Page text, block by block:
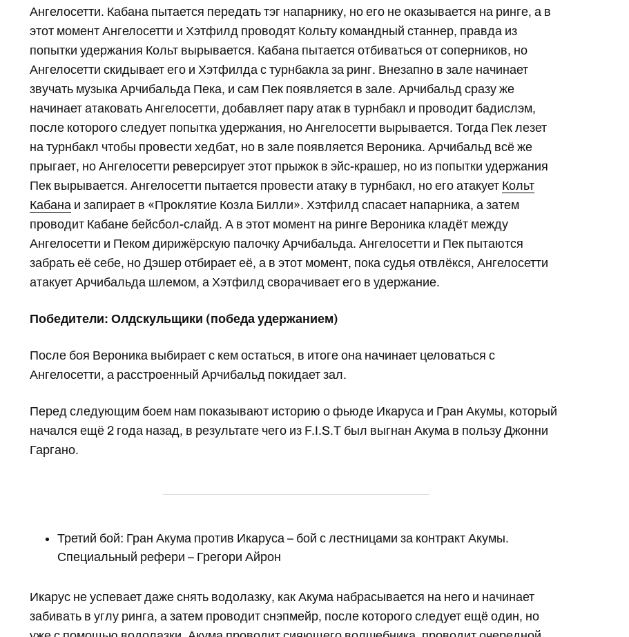
Ангелосетти. Кабана пытается передать тэг напарнику, но его не оказывается на ринге, а в
этот момент Ангелосетти и Хэтфилд проводят Кольту командный станнер, правда из
попытки удержания Кольт вырывается. Кабана пытается отбиваться от соперников, но
Ангелосетти скидывает его и Хэтфилда с турнбакла за ринг. Внезапно в зале начинает
звучать музыка Арчибальда Пека, и сам Пек появляется в зале. Арчибальд сразу же
начинает атаковать Ангелосетти, добавляет пару атак в турнбакл и проводит бадислэм,
после которого следует попытка удержания, но Ангелосетти вырывается. Тогда Пек лезет
на турнбакл чтобы провести хедбат, но в зале появляется Вероника. Арчибальд всё же
прыгает, но Ангелосетти реверсирует этот прыжок в эйс-крашер, но из попытки удержания
Пек вырывается. Ангелосетти пытается провести атаку в турнбакл, но его атакует Кольт
Кабана и запирает в «Проклятие Козла Билли». Хэтфилд спасает напарника, а затем
проводит Кабане бейсбол-слайд. А в этот момент на ринге Вероника кладёт между
Ангелосетти и Пеком дирижёрскую палочку Арчибальда. Ангелосетти и Пек пытаются
забрать её себе, но Дэшер отбирает её, а в этот момент, пока судья отвлёкся, Ангелосетти
атакует Арчибальда шлемом, а Хэтфилд сворачивает его в удержание.
Победители: Олдскульщики (победа удержанием)
После боя Вероника выбирает с кем остаться, в итоге она начинает целоваться с
Ангелосетти, а расстроенный Арчибальд покидает зал.
Перед следующим боем нам показывают историю о фьюде Икаруса и Гран Акумы, который
начался ещё 2 года назад, в результате чего из F.I.S.T был выгнан Акума в пользу Джонни
Гаргано.
Третий бой: Гран Акума против Икаруса – бой с лестницами за контракт Акумы.
Специальный рефери – Грегори Айрон
Икарус не успевает даже снять водолазку, как Акума набрасывается на него и начинает
забивать в углу ринга, а затем проводит снэпмейр, после которого следует ещё один, но